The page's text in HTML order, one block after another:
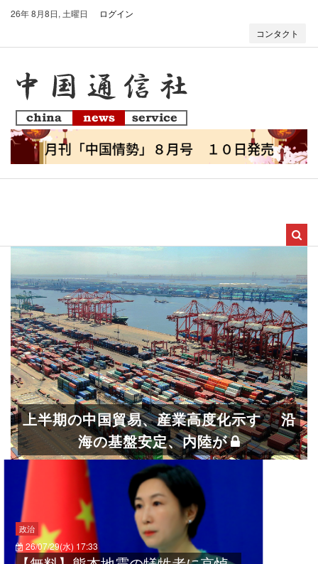
26年 8月8日, 土曜日
ログイン
コンタクト
l
e
n
a
v
i
g
a
t
i
o
n
上半期の中国貿易、産業高度化示す 沿
海の基盤安定、内陸が
政治
26/07/29(水) 17:33